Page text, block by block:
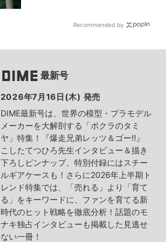
Recommended by
最新号
2026年7月16日(木) 発売
DIME最新号は、世界の模型・プラモデル
メーカーを大解剖する「ボクラのタミ
ヤ」特集！『爆走兄弟レッツ＆ゴー!!』
こしたてつひろ先生インタビュー＆描き
下ろしピンナップ、特別付録にはスチー
ルギアケースも！さらに2026年上半期ト
レンド特集では、「売れる」より「育て
る」をキーワードに、ファンを育てる新
時代のヒット戦略を徹底分析！話題のモ
ナキ独占インタビューも掲載した見逃せ
ない一冊！